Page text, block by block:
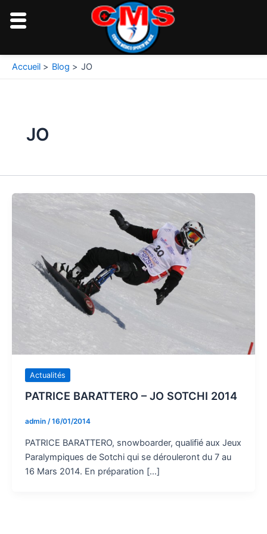
Accueil Blog JO
JO
Actualités
PATRICE BARATTERO – JO SOTCHI 2014
admin /16/01/2014
PATRICE BARATTERO, snowboarder, qualifié aux Jeux
Paralympiques de Sotchi qui se dérouleront du 7 au
16 Mars 2014. En préparation […]